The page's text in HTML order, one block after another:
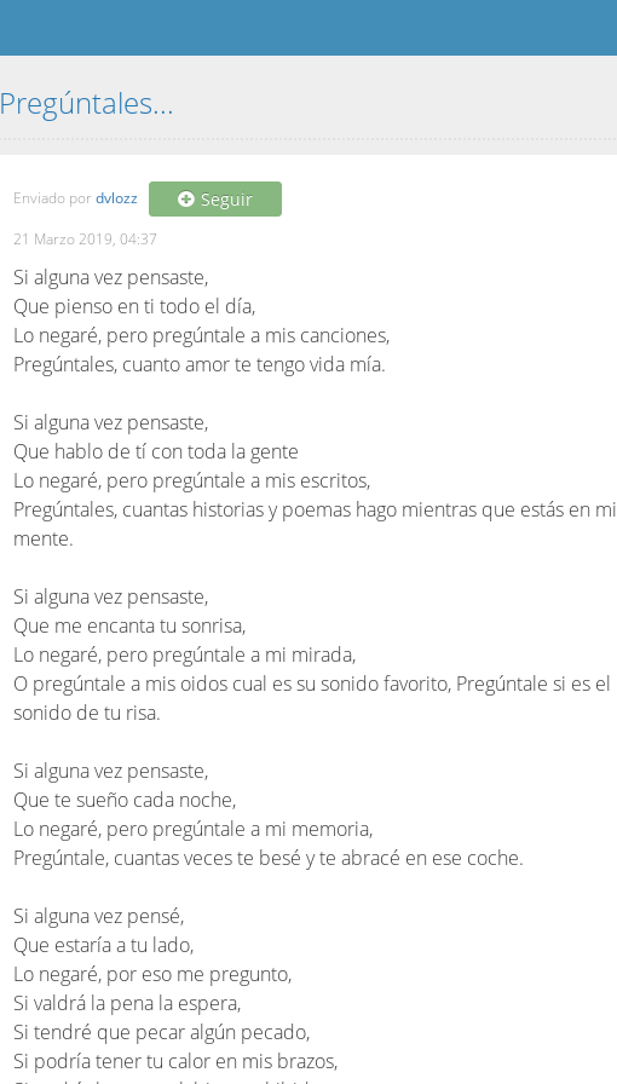
Pregúntales...
Enviado por dvlozz Seguir
21 Marzo 2019, 04:37
Si alguna vez pensaste,
Que pienso en ti todo el día,
Lo negaré, pero pregúntale a mis canciones,
Pregúntales, cuanto amor te tengo vida mía.
Si alguna vez pensaste,
Que hablo de tí con toda la gente
Lo negaré, pero pregúntale a mis escritos,
Pregúntales, cuantas historias y poemas hago mientras que estás en mi
mente.
Si alguna vez pensaste,
Que me encanta tu sonrisa,
Lo negaré, pero pregúntale a mi mirada,
O pregúntale a mis oidos cual es su sonido favorito, Pregúntale si es el
sonido de tu risa.
Si alguna vez pensaste,
Que te sueño cada noche,
Lo negaré, pero pregúntale a mi memoria,
Pregúntale, cuantas veces te besé y te abracé en ese coche.
Si alguna vez pensé,
Que estaría a tu lado,
Lo negaré, por eso me pregunto,
Si valdrá la pena la espera,
Si tendré que pecar algún pecado,
Si podría tener tu calor en mis brazos,